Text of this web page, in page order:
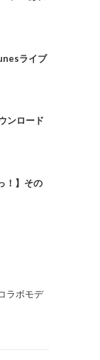
ライブ
ンロード
！】その
ラボモデ